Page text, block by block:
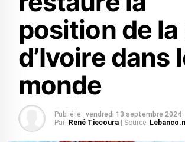
position de la
d’Ivoire dans
monde
Publié le : vendredi 13 septembre 2024
Par: René Tiecoura | Source: